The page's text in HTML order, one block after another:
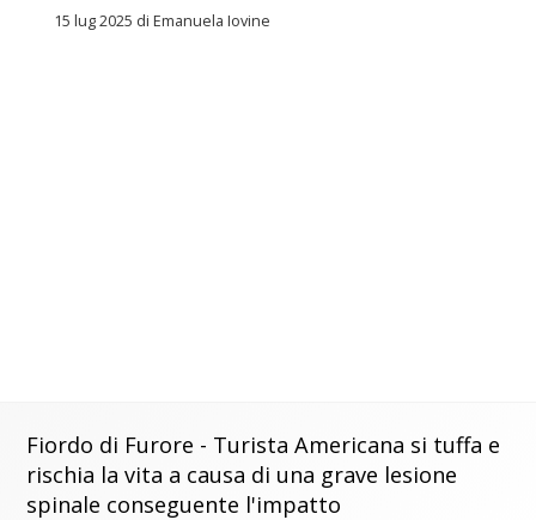
15 lug 2025 di Emanuela Iovine
Fiordo di Furore - Turista Americana si tuffa e
rischia la vita a causa di una grave lesione
spinale conseguente l'impatto